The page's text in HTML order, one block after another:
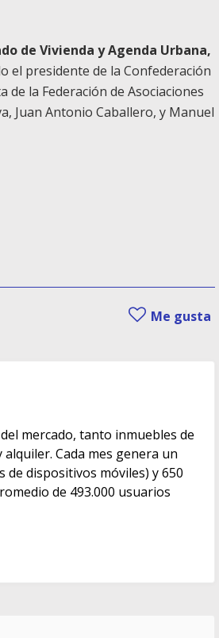
de Vivienda y Agenda Urbana,
el presidente de la Confederación
de la Federación de Asociaciones
Juan Antonio Caballero, y Manuel
Me gusta
mercado, tanto inmuebles de
Cada mes genera un
de dispositivos móviles) y 650
de 493.000 usuarios